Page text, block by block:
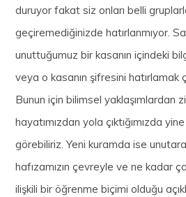
duruyor fakat siz onları belli
geçiremediğinizde hatırlanmıyor.
unuttuğumuz bir kasanın içindeki
veya o kasanın şifresini hatırlamak
Bunun için bilimsel yaklaşımlardan
hayatımızdan yola çıktığımızda yine
görebiliriz. Yeni kuramda ise
hafızamızın çevreyle ve ne kadar
ilişkili bir öğrenme biçimi olduğu